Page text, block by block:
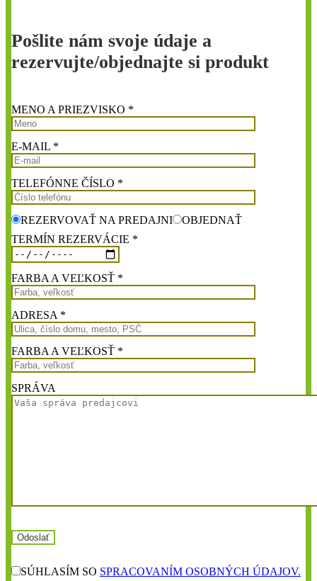
Pošlite nám svoje údaje a
rezervujte/objednajte si produkt
MENO A PRIEZVISKO *
E-MAIL *
TELEFÓNNE ČÍSLO *
REZERVOVAŤ NA PREDAJNI
OBJEDNAŤ
TERMÍN REZERVÁCIE *
FARBA A VEĽKOSŤ *
ADRESA *
FARBA A VEĽKOSŤ *
SPRÁVA
SÚHLASÍM SO SPRACOVANÍM OSOBNÝCH ÚDAJOV.